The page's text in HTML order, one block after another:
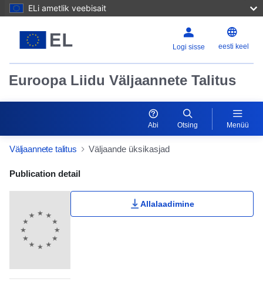
ELi ametlik veebisait
Logi sisse eesti keel
Euroopa Liidu Väljaannete Talitus
Abi Otsing Menüü
Väljaannete talitus Väljaande üksikasjad
Publication Detail Actions Portlet
Publication detail
Allalaadimine